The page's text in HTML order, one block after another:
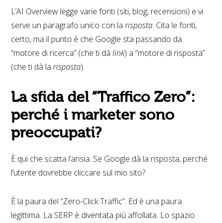
L’AI Overview legge varie fonti (siti, blog, recensioni) e vi
serve un paragrafo unico con larisposta. Cita le fonti,
certo, ma il punto è che Google sta passando da
“motore di ricerca” (che ti dàlink) a “motore di risposta”
(che ti dà larisposta).
La sfida del “Traffico Zero”:
perché i marketer sono
preoccupati?
È qui che scatta l’ansia. Se Google dà la risposta, perché
l’utente dovrebbe cliccare sul mio sito?
È la paura del “Zero-Click Traffic”. Ed è una paura
legittima. La SERP è diventata più affollata. Lo spazio